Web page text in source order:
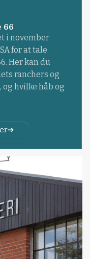
66
i november
for at tale
Her kan du
ranchers og
hvilke håb og